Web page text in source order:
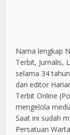
Nama lengkap
Terbit, Jurnalis,
selama 34
dan editor
Terbit Online
mengelola
Saat ini sudah
Persatuan